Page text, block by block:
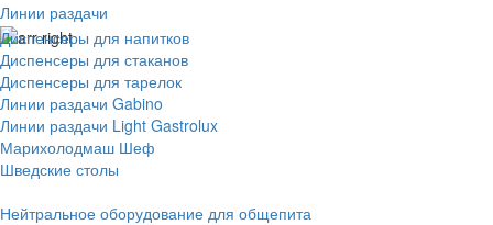
Линии раздачи
Диспенсеры для напитков
Диспенсеры для стаканов
Диспенсеры для тарелок
Линии раздачи Gabino
Линии раздачи Light Gastrolux
Марихолодмаш Шеф
Шведские столы
Нейтральное оборудование для общепита